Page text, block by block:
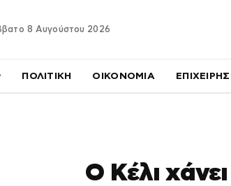
8 Αυγούστου 2026
ΠΟΛΙΤΙΚΗ ΟΙΚΟΝΟΜΙΑ
Ο Κέλι